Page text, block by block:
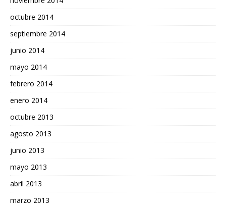
octubre 2014
septiembre 2014
junio 2014
mayo 2014
febrero 2014
enero 2014
octubre 2013
agosto 2013
junio 2013
mayo 2013
abril 2013
marzo 2013